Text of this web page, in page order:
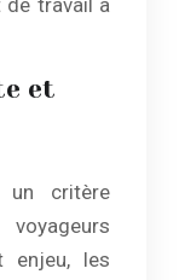
de travail à
et
un critère
enjeu, les